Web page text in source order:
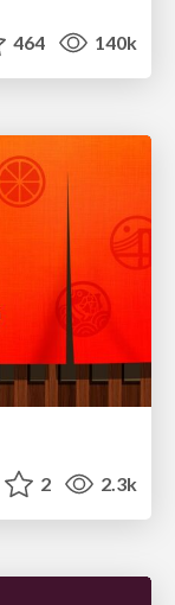
464 140k
2 2.3k